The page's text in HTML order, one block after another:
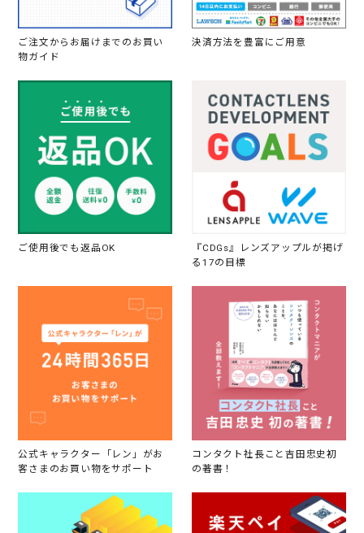
ご注文からお届けまでのお買い
物ガイド
決済方法を豊富にご用意
ご使用後でも返品OK
『CDGs』レンズアップルが掲げ
る17の目標
公式キャラクター「レン」がお
客さまのお買い物をサポート
コンタクト社長こと吉田忠史初
の著書！